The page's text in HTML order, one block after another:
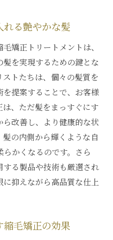
トリートメント事情
矯正トリートメントと
座の縮毛矯正プログラ
矯正とトリートメント
銀座の美髪体験
る縮毛矯正の新常識
正トリートメントの秘
毛矯正の新しい境地
する革新的な縮毛矯正
案する新しい美の形
れる艶やかな髪
矯正トリートメントは、
を実現するための鍵とな
ストたちは、個々の髪質を
提案することで、お客様
、ただ髪をまっすぐにす
改善し、より健康的な状
の内側から輝くような自
かくなるのです。さら
る製品や技術も厳選され
抑えながら高品質な仕上
縮毛矯正の効果